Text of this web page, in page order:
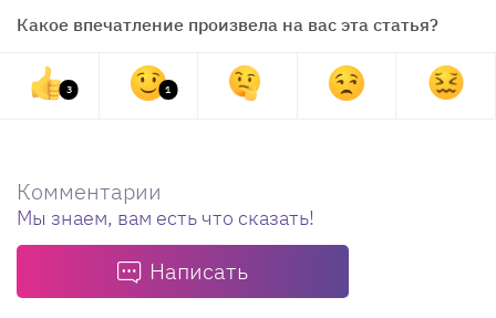
Какое впечатление произвела на вас эта статья?
3 1
Комментарии
Мы знаем, вам есть что сказать!
Написать